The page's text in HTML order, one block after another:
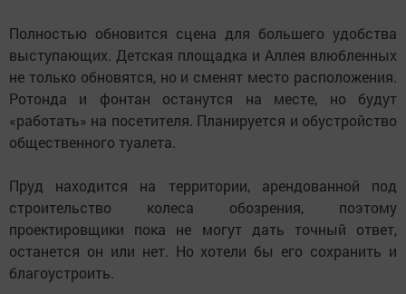
Полностью обновится сцена для большего удобства
выступающих. Детская площадка и Аллея влюбленных
не только обновятся, но и сменят место расположения.
Ротонда и фонтан останутся на месте, но будут
«работать» на посетителя. Планируется и обустройство
общественного туалета.
Пруд находится на территории, арендованной под
строительство колеса обозрения, поэтому
проектировщики пока не могут дать точный ответ,
останется он или нет. Но хотели бы его сохранить и
благоустроить.